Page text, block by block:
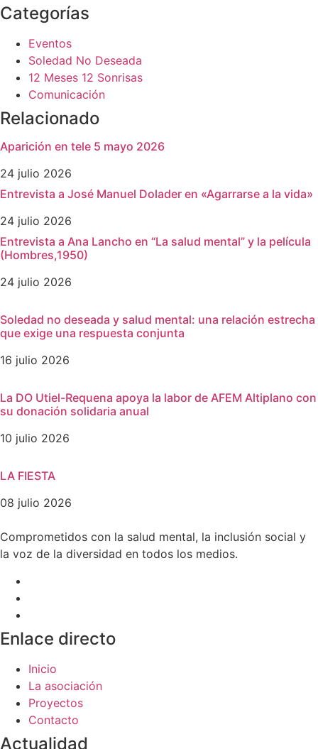
Categorías
Eventos
Soledad No Deseada
12 Meses 12 Sonrisas
Comunicación
Relacionado
Aparición en tele 5 mayo 2026
24 julio 2026
Entrevista a José Manuel Dolader en «Agarrarse a la vida»
24 julio 2026
Entrevista a Ana Lancho en “La salud mental” y la película
(Hombres,1950)
24 julio 2026
Soledad no deseada y salud mental: una relación estrecha
que exige una respuesta conjunta
16 julio 2026
La DO Utiel-Requena apoya la labor de AFEM Altiplano con
su donación solidaria anual
10 julio 2026
LA FIESTA
08 julio 2026
Comprometidos con la salud mental, la inclusión social y
la voz de la diversidad en todos los medios.
Enlace directo
Inicio
La asociación
Proyectos
Contacto
Actualidad